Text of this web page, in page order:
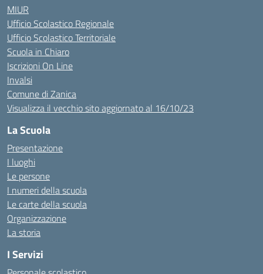
MIUR
Ufficio Scolastico Regionale
Ufficio Scolastico Territoriale
Scuola in Chiaro
Iscrizioni On Line
Invalsi
Comune di Zanica
Visualizza il vecchio sito aggiornato al 16/10/23
La Scuola
Presentazione
I luoghi
Le persone
I numeri della scuola
Le carte della scuola
Organizzazione
La storia
I Servizi